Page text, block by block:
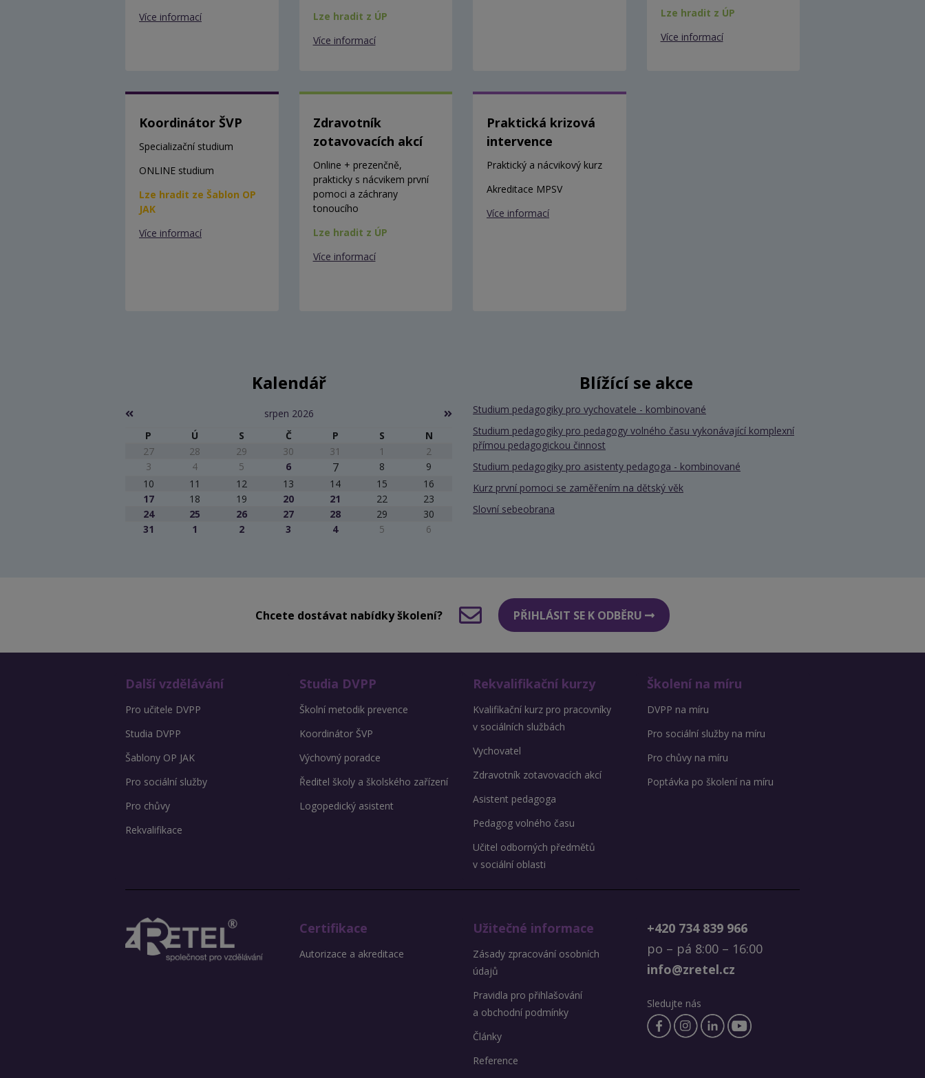
Více informací
Lze hradit z ÚP
Více informací
Lze hradit z ÚP
Více informací
Koordinátor ŠVP
Specializační studium
ONLINE studium
Lze hradit ze Šablon OP
JAK
Více informací
Zdravotník
zotavovacích akcí
Online + prezenčně,
prakticky s nácvikem první
pomoci a záchrany
tonoucího
Lze hradit z ÚP
Více informací
Praktická krizová
intervence
Praktický a nácvikový kurz
Akreditace MPSV
Více informací
Kalendář
srpen 2026
P
Ú S Č P S
N
27
28 29 30 31 1
2
3
4 5 6 7 8
9
10
11 12 13 14 15
16
17
18 19 20 21 22
23
24
25 26 27 28 29
30
31
1 2 3 4 5 6
Blížící se akce
Studium pedagogiky pro vychovatele - kombinované
Studium pedagogiky pro pedagogy volného času vykonávající komplexní
přímou pedagogickou činnost
Studium pedagogiky pro asistenty pedagoga - kombinované
Kurz první pomoci se zaměřením na dětský věk
Slovní sebeobrana
Chcete dostávat nabídky školení? PŘIHLÁSIT SE K ODBĚRU
Další vzdělávání
Pro učitele DVPP
Studia DVPP
Šablony OP JAK
Pro sociální služby
Pro chůvy
Rekvalifikace
Studia DVPP
Školní metodik prevence
Koordinátor ŠVP
Výchovný poradce
Ředitel školy a školského zařízení
Logopedický asistent
Rekvalifikační kurzy
Kvalifikační kurz pro pracovníky
v sociálních službách
Vychovatel
Zdravotník zotavovacích akcí
Asistent pedagoga
Pedagog volného času
Učitel odborných předmětů
v sociální oblasti
Školení na míru
DVPP na míru
Pro sociální služby na míru
Pro chůvy na míru
Poptávka po školení na míru
Certifikace
Autorizace a akreditace
Užitečné informace
Zásady zpracování osobních
údajů
Pravidla pro přihlašování
a obchodní podmínky
Články
Reference
+420 734 839 966
po – pá 8:00 – 16:00
info@zretel.cz
Sledujte nás